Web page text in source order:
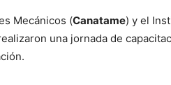
Mecánicos (Canatame) y el
una jornada de